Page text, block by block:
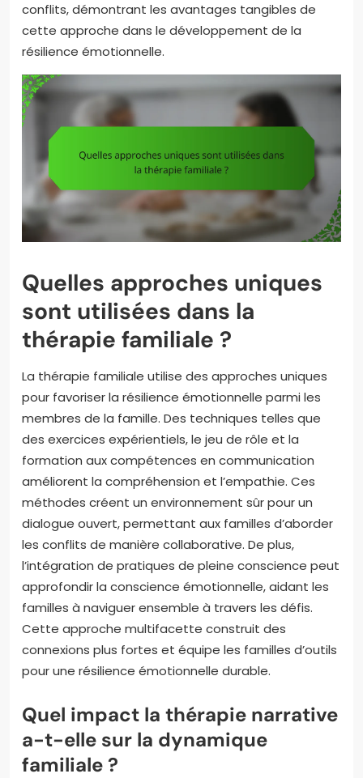
conflits, démontrant les avantages tangibles de
cette approche dans le développement de la
résilience émotionnelle.
Quelles approches uniques
sont utilisées dans la
thérapie familiale ?
La thérapie familiale utilise des approches uniques
pour favoriser la résilience émotionnelle parmi les
membres de la famille. Des techniques telles que
des exercices expérientiels, le jeu de rôle et la
formation aux compétences en communication
améliorent la compréhension et l’empathie. Ces
méthodes créent un environnement sûr pour un
dialogue ouvert, permettant aux familles d’aborder
les conflits de manière collaborative. De plus,
l’intégration de pratiques de pleine conscience peut
approfondir la conscience émotionnelle, aidant les
familles à naviguer ensemble à travers les défis.
Cette approche multifacette construit des
connexions plus fortes et équipe les familles d’outils
pour une résilience émotionnelle durable.
Quel impact la thérapie narrative
a-t-elle sur la dynamique
familiale ?